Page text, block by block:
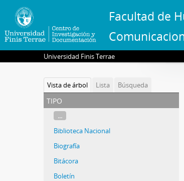
Facultad de
Universidad Finis Terrae
Vista de árbol Lista Búsqueda
tipo
...
Biblioteca Nacional
Biografía
Bitácora
Boletín